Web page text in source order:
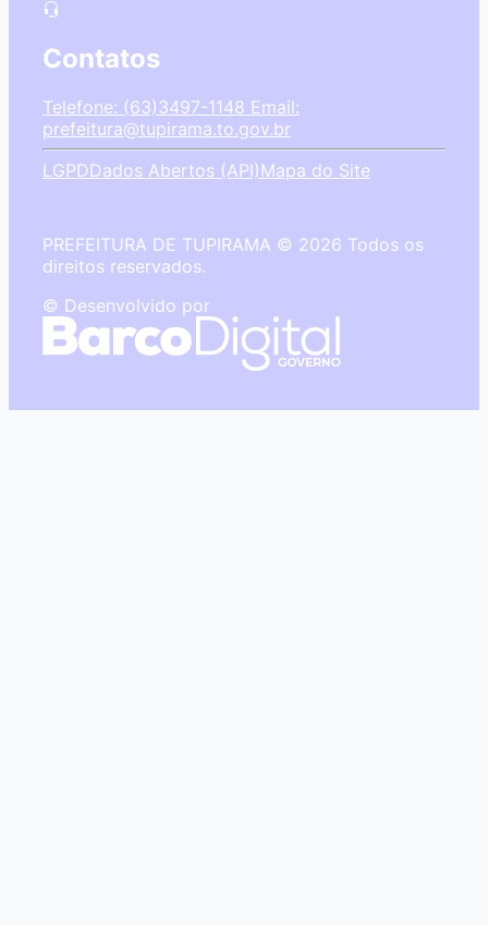
Contatos
Telefone: (63)3497-1148 Email:
prefeitura@tupirama.to.gov.br
LGPDDados Abertos (API)Mapa do Site
PREFEITURA DE TUPIRAMA © 2026 Todos os
direitos reservados.
© Desenvolvido por